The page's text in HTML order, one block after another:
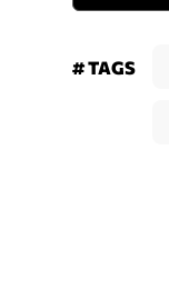
# TAGS